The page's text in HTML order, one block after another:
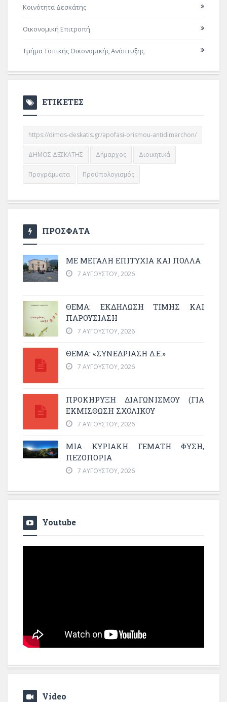
Κοινότητα Δεσκάτης
Οικονομική Επιτροπή
Τμήμα Τοπικής Οικονομικής Ανάπτυξης
ΕΤΙΚΕΤΕΣ
https://dimos-deskatis.gr/apofasi-orismou-antidimarchon/
ΔΗΜΟΣ ΔΕΣΚΑΤΗΣ Δήμαρχος Διοικητικά
Προγράμματα Προϋπολογισμός
ΠΡΟΣΦΑΤΑ
ΜΕ ΜΕΓΆΛΗ ΕΠΙΤΥΧΊΑ ΚΑΙ ΠΟΛΛΆ
7 ΑΥΓΟΎΣΤΟΥ, 2026
ΘΈΜΑ: ΕΚΔΉΛΩΣΗ ΤΙΜΉΣ ΚΑΙ
ΠΑΡΟΥΣΊΑΣΗ
7 ΑΥΓΟΎΣΤΟΥ, 2026
ΘΕΜΑ: «ΣΥΝΕΔΡΊΑΣΗ Δ.Ε.»
7 ΑΥΓΟΎΣΤΟΥ, 2026
ΠΡΟΚΗΡΥΞΗ ΔΙΑΓΩΝΙΣΜΟΥ (ΓΙΑ
ΕΚΜΊΣΘΩΣΗ ΣΧΟΛΙΚΟΎ
7 ΑΥΓΟΎΣΤΟΥ, 2026
ΜΙΑ ΚΥΡΙΑΚΉ ΓΕΜΆΤΗ ΦΎΣΗ,
ΠΕΖΟΠΟΡΊΑ
7 ΑΥΓΟΎΣΤΟΥ, 2026
Youtube
Video